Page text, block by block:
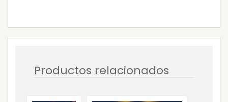
Productos relacionados